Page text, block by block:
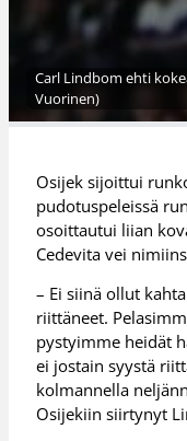
Carl Lindbom ehti
Vuorinen)
Osijek sijoittui
pudotuspeleissä
osoittautui liian
Cedevita vei
– Ei siinä ollut
riittäneet.
pystyimme heidät
ei jostain syystä
kolmannella
Osijekiin siirtynyt